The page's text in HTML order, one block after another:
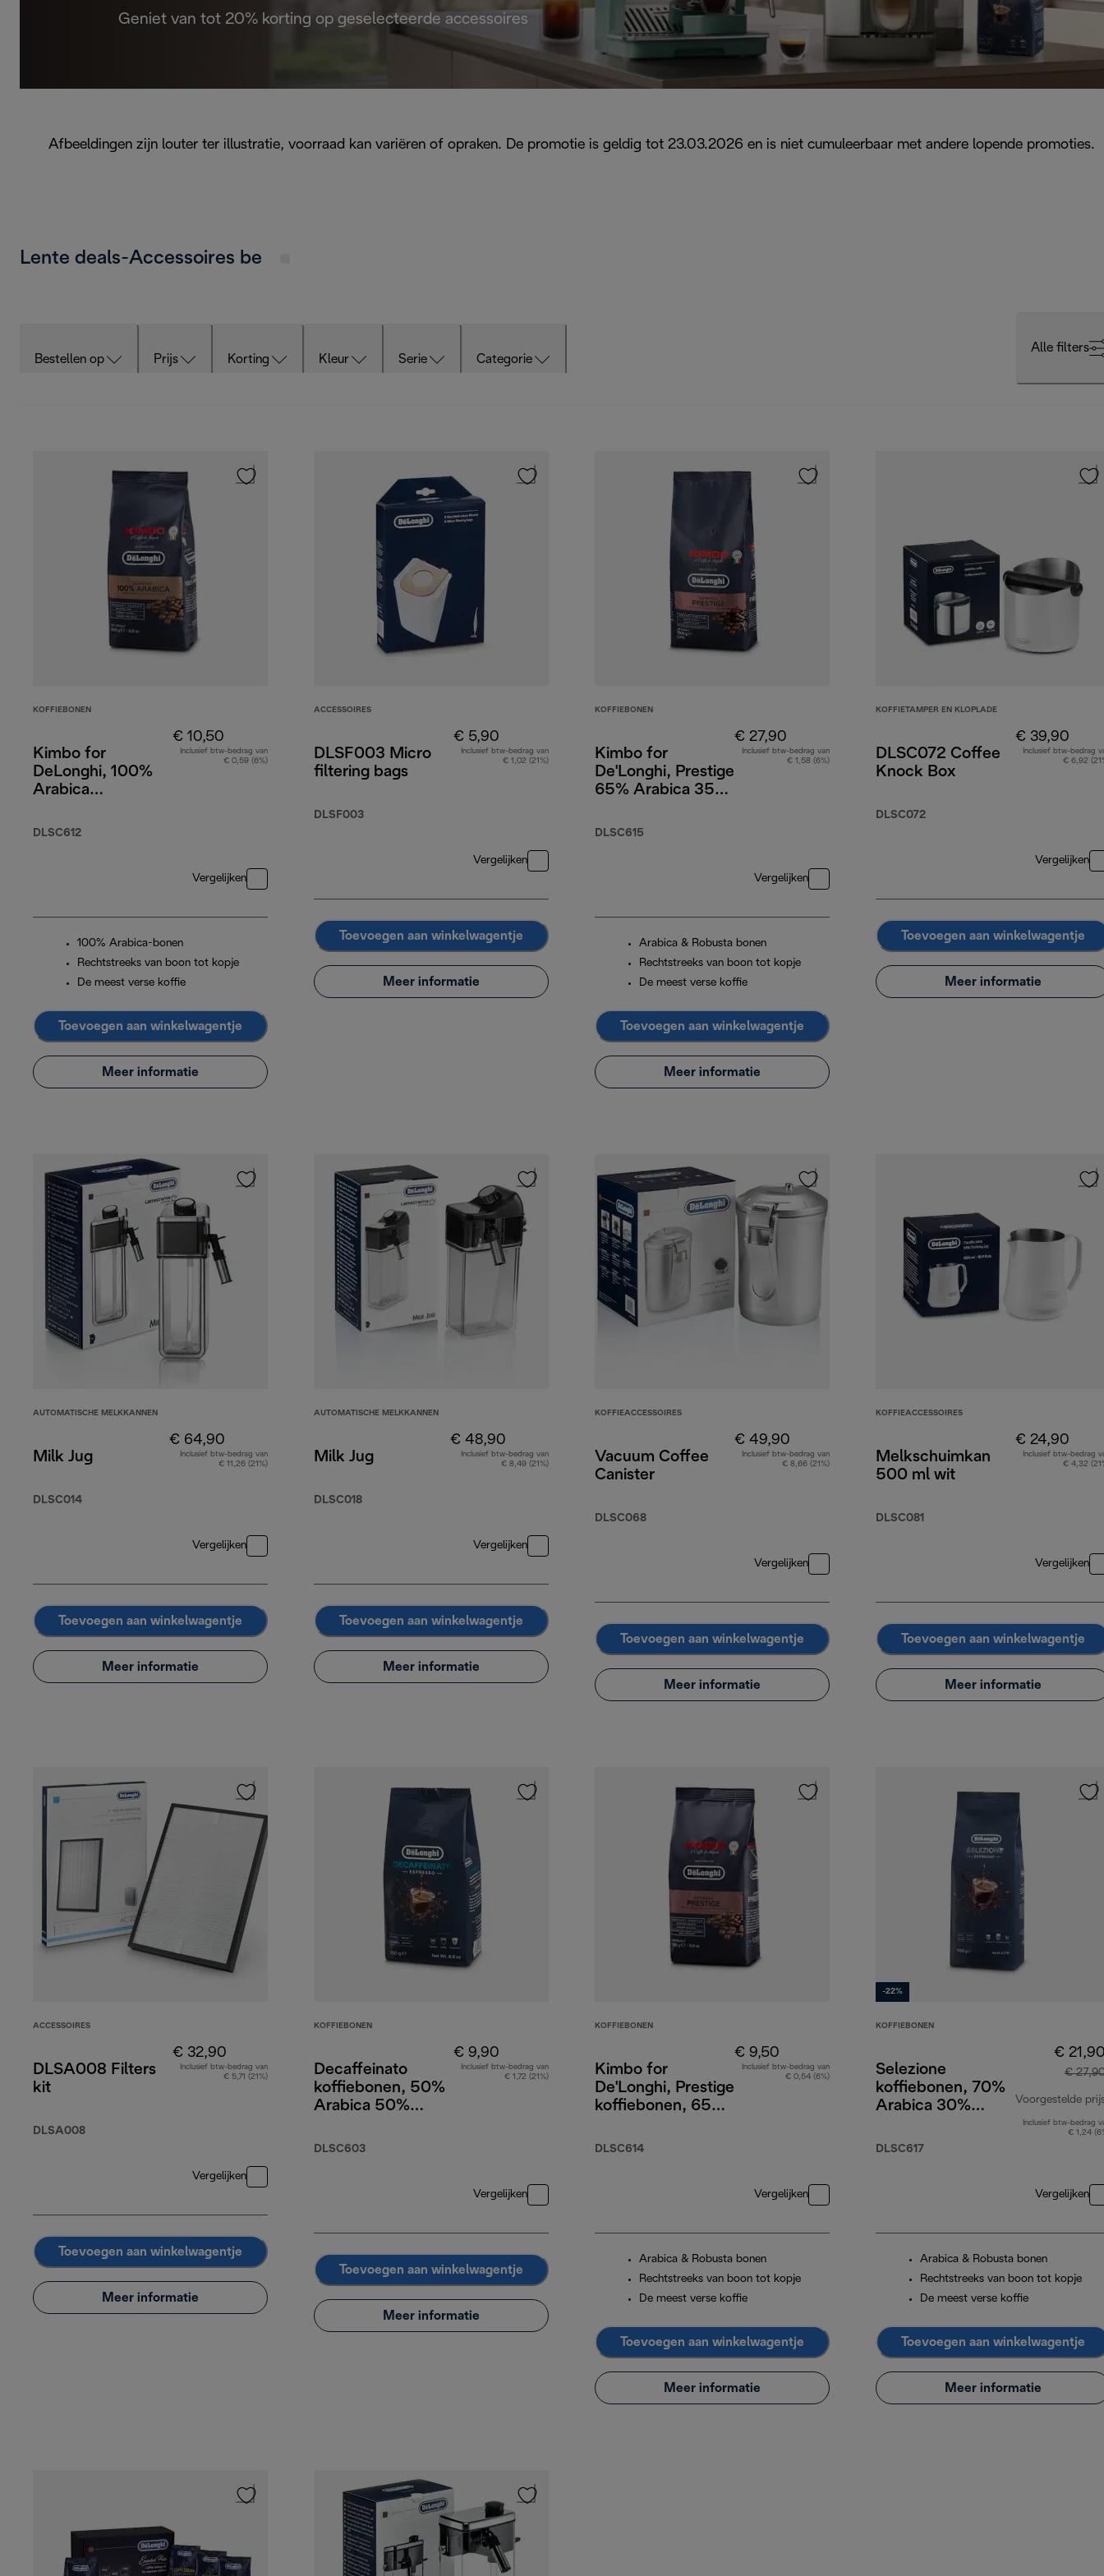
Geniet van tot 20% korting op geselecteerde accessoires
Afbeeldingen zijn louter ter illustratie, voorraad kan variëren of opraken. De promotie is geldig tot 23.03.2026 en is niet cumuleerbaar met andere lopende promoties.
Lente deals-Accessoires be
Bestellen op Prijs Korting Kleur Serie Categorie
Alle filters
KOFFIEBONEN
Kimbo for
DeLonghi, 100%
Arabica
gDLSC612
€ 10,50
Inclusief btw-bedrag van
€ 0,59 (6%)
Vergelijken
100% Arabica-bonen
Rechtstreeks van boon tot kopje
De meest verse koffie
Toevoegen aan winkelwagentje
Meer informatie
ACCESSOIRES
DLSF003 Micro
filtering bags
DLSF003
€ 5,90
Inclusief btw-bedrag van
€ 1,02 (21%)
Vergelijken
Toevoegen aan winkelwagentje
Meer informatie
KOFFIEBONEN
Kimbo for
De'Longhi, Prestige
65% Arabica 35%
DLSC615
€ 27,90
Inclusief btw-bedrag van
€ 1,58 (6%)
Vergelijken
Arabica & Robusta bonen
Rechtstreeks van boon tot kopje
De meest verse koffie
Toevoegen aan winkelwagentje
Meer informatie
KOFFIETAMPER EN KLOPLADE
DLSC072 Coffee
Knock Box
DLSC072
€ 39,90
Inclusief btw-bedrag
€ 6,92
Vergelijken
Toevoegen aan winkelwagentje
Meer informatie
AUTOMATISCHE MELKKANNEN
Milk Jug
DLSC014
€ 64,90
Inclusief btw-bedrag van
€ 11,26 (21%)
Vergelijken
Toevoegen aan winkelwagentje
Meer informatie
AUTOMATISCHE MELKKANNEN
Milk Jug
DLSC018
€ 48,90
Inclusief btw-bedrag van
€ 8,49 (21%)
Vergelijken
Toevoegen aan winkelwagentje
Meer informatie
KOFFIEACCESSOIRES
Vacuum Coffee
Canister
DLSC068
€ 49,90
Inclusief btw-bedrag van
€ 8,66 (21%)
Vergelijken
Toevoegen aan winkelwagentje
Meer informatie
KOFFIEACCESSOIRES
Melkschuimkan
500 ml wit
DLSC081
€ 24,90
Inclusief btw-bedrag
€ 4,32
Vergelijken
Toevoegen aan winkelwagentje
Meer informatie
ACCESSOIRES
DLSA008 Filters
kit
DLSA008
€ 32,90
Inclusief btw-bedrag van
€ 5,71 (21%)
Vergelijken
Toevoegen aan winkelwagentje
Meer informatie
KOFFIEBONEN
Decaffeinato
koffiebonen, 50%
Arabica 50%
DLSC603
€ 9,90
Inclusief btw-bedrag van
€ 1,72 (21%)
Vergelijken
Toevoegen aan winkelwagentje
Meer informatie
KOFFIEBONEN
Kimbo for
De'Longhi, Prestige
koffiebonen, 65%
Robusta, 250 g
DLSC614
€ 9,50
Inclusief btw-bedrag van
€ 0,54 (6%)
Vergelijken
Arabica & Robusta bonen
Rechtstreeks van boon tot kopje
De meest verse koffie
Toevoegen aan winkelwagentje
Meer informatie
-22%
KOFFIEBONEN
Selezione
koffiebonen, 70%
Arabica 30%
DLSC617
€
€
Voorgestelde
Inclusief btw-bedrag
€ 1,24
Vergelijken
Arabica & Robusta bonen
Rechtstreeks van boon tot kopje
De meest verse koffie
Toevoegen aan winkelwagentje
Meer informatie